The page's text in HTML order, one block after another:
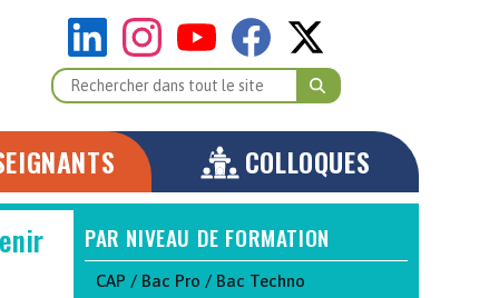
COLLOQUES
PAR NIVEAU DE FORMATION
CAP / Bac Pro / Bac Techno